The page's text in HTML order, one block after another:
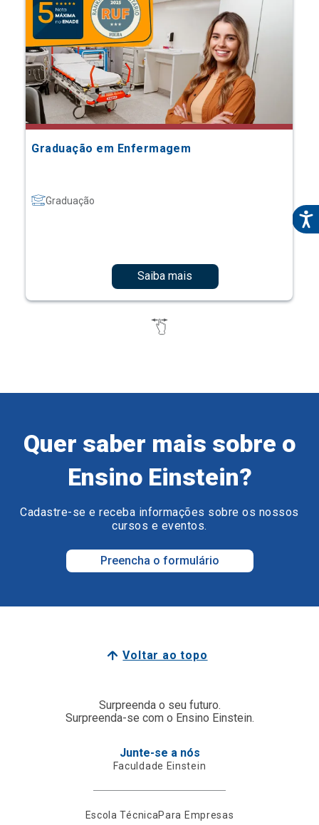
Graduação em Enfermagem
Graduação
Saiba mais
Quer saber mais sobre o
Ensino Einstein?
Cadastre-se e receba informações sobre os nossos
cursos e eventos.
Preencha o formulário
Voltar ao topo
Surpreenda o seu futuro.
Surpreenda-se com o Ensino Einstein.
Junte-se a nós
Faculdade Einstein
Escola TécnicaPara Empresas